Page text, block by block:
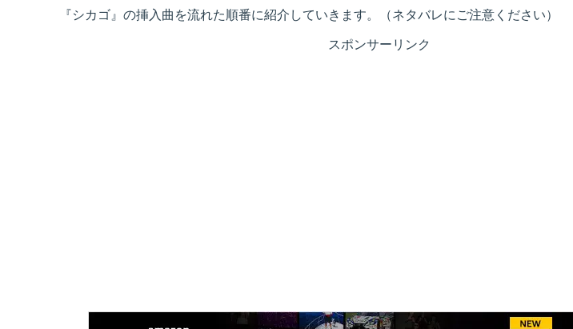
『シカゴ』の挿入曲を流れた順番に紹介していきます。（ネタバレにご注意ください）
スポンサーリンク